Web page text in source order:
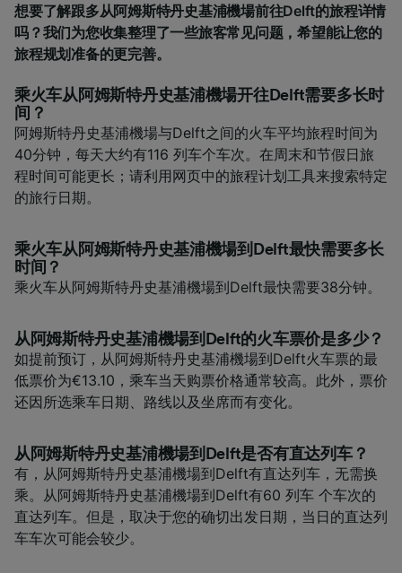
想要了解跟多从阿姆斯特丹史基浦機場前往Delft的旅程详情
吗？我们为您收集整理了一些旅客常见问题，希望能让您的
旅程规划准备的更完善。
乘火车从阿姆斯特丹史基浦機場开往Delft需要多长时
间？
阿姆斯特丹史基浦機場与Delft之间的火车平均旅程时间为
40分钟，每天大约有116 列车个车次。在周末和节假日旅
程时间可能更长；请利用网页中的旅程计划工具来搜索特定
的旅行日期。
乘火车从阿姆斯特丹史基浦機場到Delft最快需要多长
时间？
乘火车从阿姆斯特丹史基浦機場到Delft最快需要38分钟。
从阿姆斯特丹史基浦機場到Delft的火车票价是多少？
如提前预订，从阿姆斯特丹史基浦機場到Delft火车票的最
低票价为€13.10，乘车当天购票价格通常较高。此外，票价
还因所选乘车日期、路线以及坐席而有变化。
从阿姆斯特丹史基浦機場到Delft是否有直达列车？
有，从阿姆斯特丹史基浦機場到Delft有直达列车，无需换
乘。从阿姆斯特丹史基浦機場到Delft有60 列车 个车次的
直达列车。但是，取决于您的确切出发日期，当日的直达列
车车次可能会较少。